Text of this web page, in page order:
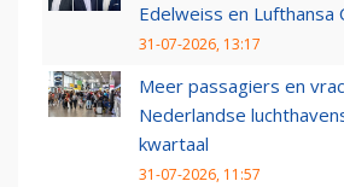
Edelweiss en Lufthansa
31-07-2026, 13:17
Meer passagiers en
Nederlandse
kwartaal
31-07-2026, 11:57